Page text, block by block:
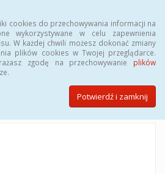
cookies do przechowywania informacji na
wykorzystywane w celu zapewnienia
W każdej chwili możesz dokonać zmiany
plików cookies w Twojej przeglądarce.
zgodę na przechowywanie plików
Potwierdź i zamknij
PUBLICZNEJ
Miasta Opola